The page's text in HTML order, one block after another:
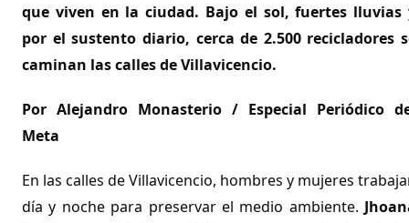
que viven en la ciudad. Bajo el sol, fuertes lluvias
por el sustento diario, cerca de 2.500 recicladores
caminan las calles de Villavicencio.
Por Alejandro Monasterio / Especial Periódico
Meta
En las calles de Villavicencio, hombres y mujeres
día y noche para preservar el medio ambiente.